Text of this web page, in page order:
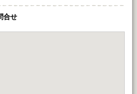
合せ